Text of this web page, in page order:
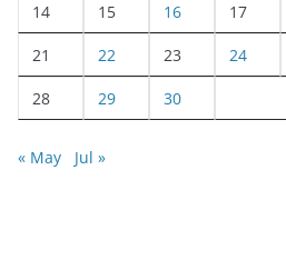
14 15 16 17
21 22 23 24
28 29 30
« May Jul »